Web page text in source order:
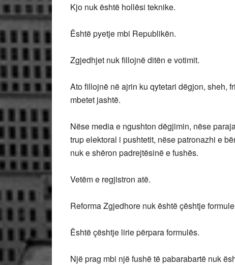
Kjo nuk është hollësi teknike.
Është pyetje mbi Republikën.
Zgjedhjet nuk fillojnë ditën e votimit.
Ato fillojnë në ajrin ku qytetari dëgjon, sheh,
mbetet jashtë.
Nëse media e ngushton dëgjimin, nëse
trup elektoral i pushtetit, nëse patronazhi e
nuk e shëron padrejtësinë e fushës.
Vetëm e regjistron atë.
Reforma Zgjedhore nuk është çështje
Është çështje lirie përpara formulës.
Një prag mbi një fushë të pabarabartë nuk